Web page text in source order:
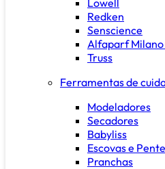
Redken
Senscience
Alfaparf
Truss
Ferramentas de
Modeladores
Secadores
Babyliss
Escovas e
Pranchas